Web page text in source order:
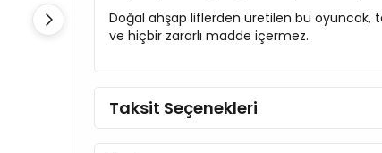
Doğal ahşap liflerden üretilen bu oyuncak,
ve hiçbir zararlı madde içermez.
Taksit Seçenekleri